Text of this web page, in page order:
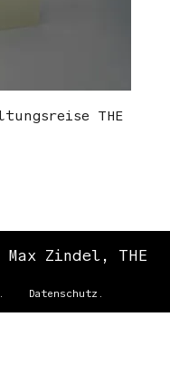
THE
Datenschutz.
Max Zindel,
THE